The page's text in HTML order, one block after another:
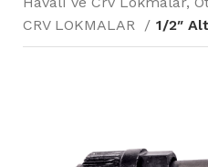
CRV LOKMALAR
1/2″